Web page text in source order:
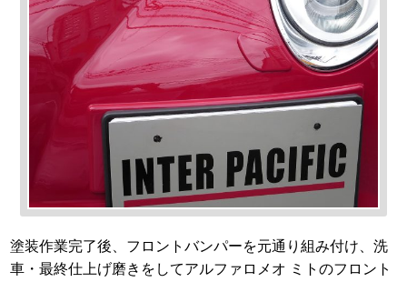
塗装作業完了後、フロントバンパーを元通り組み付け、洗
車・最終仕上げ磨きをしてアルファロメオ ミトのフロント